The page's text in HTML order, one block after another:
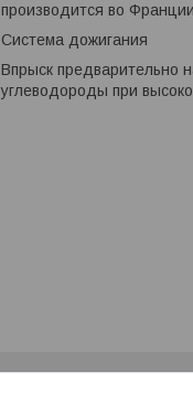
производится во
Система дожигания
Впрыск предварительно
углеводороды при